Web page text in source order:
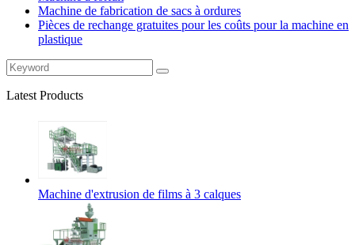
Machine de fabrication de sacs à ordures
Pièces de rechange gratuites pour les coûts pour la machine en
plastique
Latest Products
Machine d'extrusion de films à 3 calques